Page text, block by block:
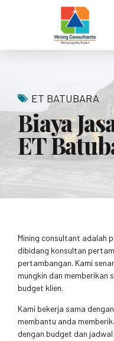
ET BATUBARA
Biaya
ET
Mining consultant adalah
dibidang konsultan
pertambangan. Kami
mungkin dan memberikan
budget klien.
Kami bekerja sama
membantu anda
dengan budget dan